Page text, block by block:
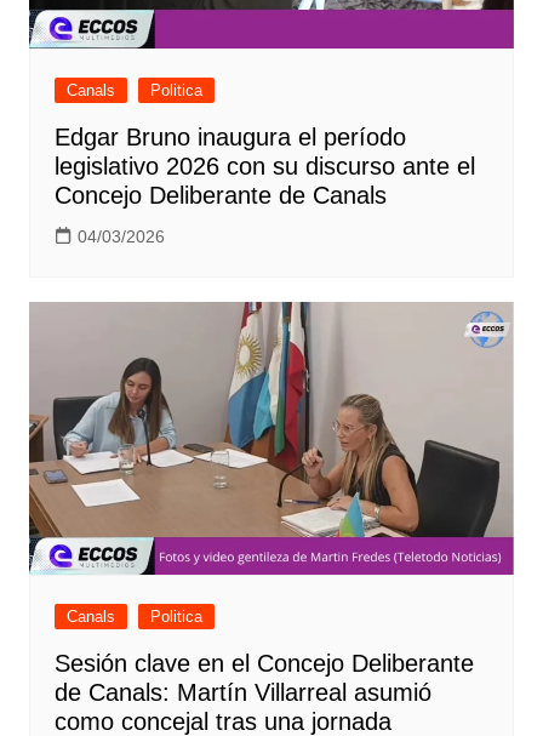
Canals Politica
Edgar Bruno inaugura el período
legislativo 2026 con su discurso ante el
Concejo Deliberante de Canals
04/03/2026
Canals Politica
Sesión clave en el Concejo Deliberante
de Canals: Martín Villarreal asumió
como concejal tras una jornada